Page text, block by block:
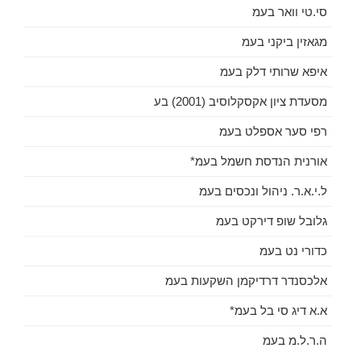
סי.טי וואר בעמ
מגאזין ביקני בעמ
איפא שרותי דלק בעמ
מסעדת ציון אקסקלוסיב (2001) בע
רפי סער אספלט בעמ
אורנית הנדסת חשמל בעמ*
ל.י.א.ר. ניהול ונכסים בעמ
גלובל שופ דירקט בעמ
כדורי נט בעמ
אלכסנדר דרדיקמן השקעות בעמ
א.א דיג סי בל בעמ*
ה.ר.ל.מ בעמ